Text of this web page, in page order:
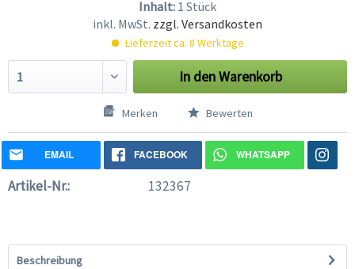
Inhalt: 1 Stück
inkl. MwSt. zzgl. Versandkosten
Lieferzeit ca. 8 Werktage
In denWarenkorb
Merken Bewerten
EMAIL FACEBOOK WHATSAPP
Artikel-Nr.: 132367
Beschreibung